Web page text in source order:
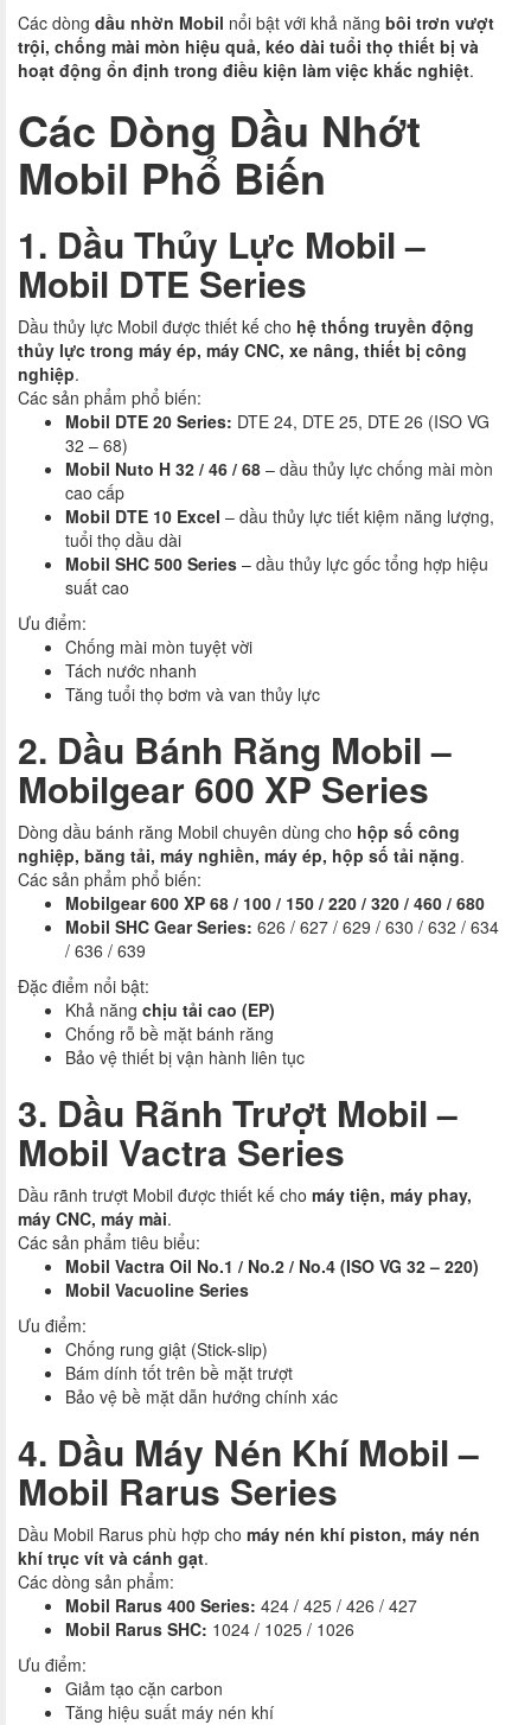
Các dòng dầu nhờn Mobil nổi bật với khả năng bôi trơn vượt
trội, chống mài mòn hiệu quả, kéo dài tuổi thọ thiết bị và
hoạt động ổn định trong điều kiện làm việc khắc nghiệt.
Các Dòng Dầu Nhớt
Mobil Phổ Biến
1. Dầu Thủy Lực Mobil –
Mobil DTE Series
Dầu thủy lực Mobil được thiết kế cho hệ thống truyền động
thủy lực trong máy ép, máy CNC, xe nâng, thiết bị công
nghiệp.
Các sản phẩm phổ biến:
Mobil DTE 20 Series: DTE 24, DTE 25, DTE 26 (ISO VG
32 – 68)
Mobil Nuto H 32 / 46 / 68 – dầu thủy lực chống mài mòn
cao cấp
Mobil DTE 10 Excel – dầu thủy lực tiết kiệm năng lượng,
tuổi thọ dầu dài
Mobil SHC 500 Series – dầu thủy lực gốc tổng hợp hiệu
suất cao
Ưu điểm:
Chống mài mòn tuyệt vời
Tách nước nhanh
Tăng tuổi thọ bơm và van thủy lực
2. Dầu Bánh Răng Mobil –
Mobilgear 600 XP Series
Dòng dầu bánh răng Mobil chuyên dùng cho hộp số công
nghiệp, băng tải, máy nghiền, máy ép, hộp số tải nặng.
Các sản phẩm phổ biến:
Mobilgear 600 XP 68 / 100 / 150 / 220 / 320 / 460 / 680
Mobil SHC Gear Series: 626 / 627 / 629 / 630 / 632 / 634
/ 636 / 639
Đặc điểm nổi bật:
Khả năng chịu tải cao (EP)
Chống rỗ bề mặt bánh răng
Bảo vệ thiết bị vận hành liên tục
3. Dầu Rãnh Trượt Mobil –
Mobil Vactra Series
Dầu rãnh trượt Mobil được thiết kế cho máy tiện, máy phay,
máy CNC, máy mài.
Các sản phẩm tiêu biểu:
Mobil Vactra Oil No.1 / No.2 / No.4 (ISO VG 32 – 220)
Mobil Vacuoline Series
Ưu điểm:
Chống rung giật (Stick-slip)
Bám dính tốt trên bề mặt trượt
Bảo vệ bề mặt dẫn hướng chính xác
4. Dầu Máy Nén Khí Mobil –
Mobil Rarus Series
Dầu Mobil Rarus phù hợp cho máy nén khí piston, máy nén
khí trục vít và cánh gạt.
Các dòng sản phẩm:
Mobil Rarus 400 Series: 424 / 425 / 426 / 427
Mobil Rarus SHC: 1024 / 1025 / 1026
Ưu điểm:
Giảm tạo cặn carbon
Tăng hiệu suất máy nén khí